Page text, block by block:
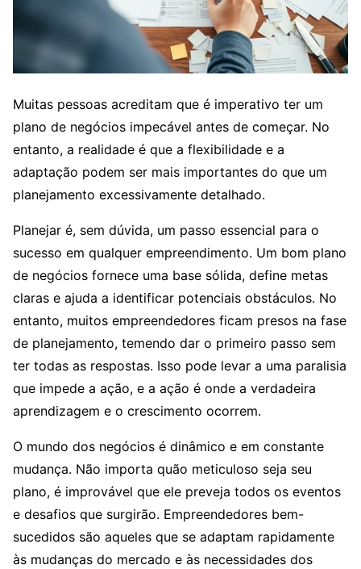
Muitas pessoas acreditam que é imperativo ter um
plano de negócios impecável antes de começar. No
entanto, a realidade é que a flexibilidade e a
adaptação podem ser mais importantes do que um
planejamento excessivamente detalhado.
Planejar é, sem dúvida, um passo essencial para o
sucesso em qualquer empreendimento. Um bom plano
de negócios fornece uma base sólida, define metas
claras e ajuda a identificar potenciais obstáculos. No
entanto, muitos empreendedores ficam presos na fase
de planejamento, temendo dar o primeiro passo sem
ter todas as respostas. Isso pode levar a uma paralisia
que impede a ação, e a ação é onde a verdadeira
aprendizagem e o crescimento ocorrem.
O mundo dos negócios é dinâmico e em constante
mudança. Não importa quão meticuloso seja seu
plano, é improvável que ele preveja todos os eventos
e desafios que surgirão. Empreendedores bem-
sucedidos são aqueles que se adaptam rapidamente
às mudanças do mercado e às necessidades dos